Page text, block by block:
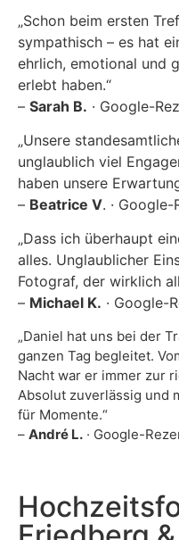
„Schon beim ersten
sympathisch – es hat
ehrlich, emotional und
erlebt haben.“
– Sarah B. · Google-
„Unsere
unglaublich viel
haben unsere
– Beatrice V. · Google-
„Dass ich überhaupt
alles. Unglaublicher
Fotograf, der wirklich
– Michael K. · Google-
„Daniel hat uns bei der
ganzen Tag begleitet.
Nacht war er immer zur
Absolut zuverlässig und
für Momente.“
– André L. · Google-